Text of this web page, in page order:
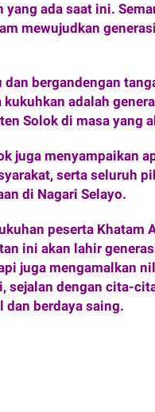
ada saat ini.
mewujudkan
bergandengan
adalah
Solok di masa yang
juga menyampaikan
serta seluruh
di Nagari Selayo.
peserta Khatam
ini akan lahir
juga mengamalkan
sejalan dengan cita-
dan berdaya saing.